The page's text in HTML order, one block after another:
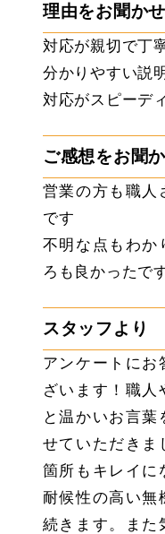
理由をお聞か
対応が親切で丁
分かりやすい説
対応がスピーデ
ご感想をお聞
営業の方も職人
です
不明な点もわか
ろも良かったで
スタッフより
アンケートにお
ざいます！職人
と温かいお言葉
せていただきま
箇所もキレイに
耐候性の高い無
続きます。また